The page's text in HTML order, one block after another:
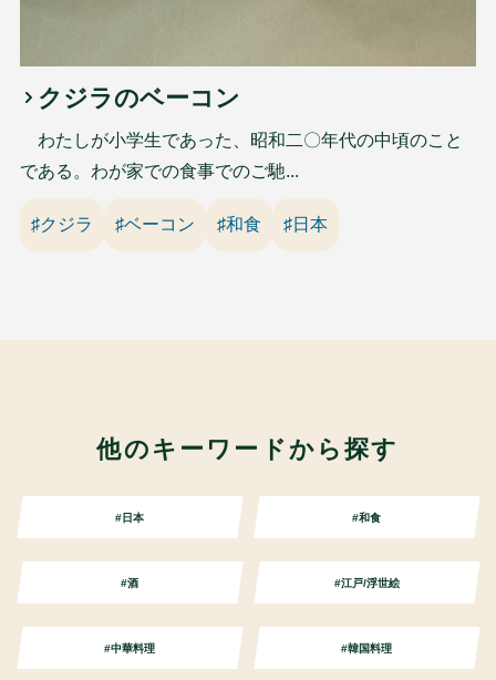
クジラのベーコン
わたしが小学生であった、昭和二〇年代の中頃のこと
である。わが家での食事でのご馳...
♯クジラ ♯ベーコン ♯和食 ♯日本
他のキーワードから探す
#日本 #和食
#酒 #江戸/浮世絵
#中華料理 #韓国料理